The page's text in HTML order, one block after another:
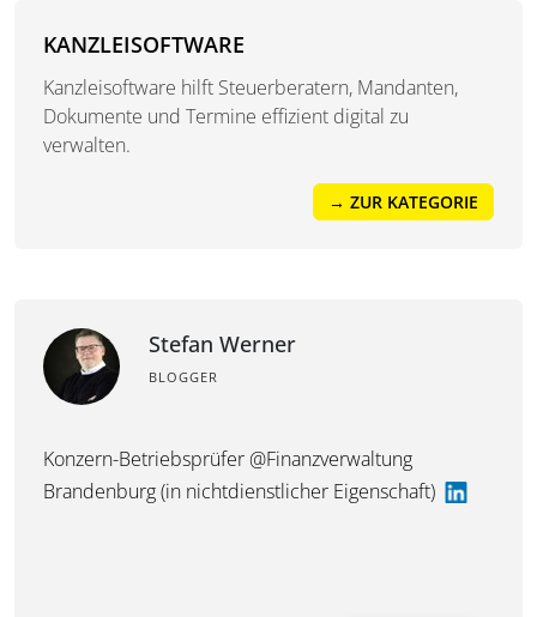
KANZLEISOFTWARE
Kanzleisoftware hilft Steuerberatern, Mandanten,
Dokumente und Termine effizient digital zu
verwalten.
→ ZUR KATEGORIE
Stefan Werner
BLOGGER
Konzern-Betriebsprüfer @Finanzverwaltung
Brandenburg (in nichtdienstlicher Eigenschaft)